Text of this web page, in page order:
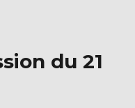
du 21